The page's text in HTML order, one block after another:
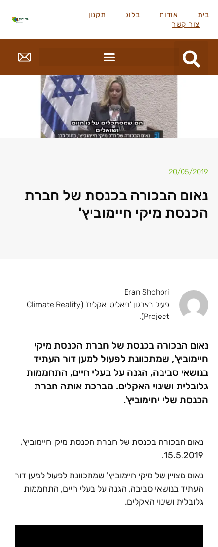
בית אודות בלוג
תקנון
צור קשר
20/05/2019
נאום הבכורה בכנסת של חברת
הכנסת מיקי חיימוביץ'
Eran Shchori
פעיל בארגון 'ריאליטי אקלים' (Climate Reality
Project).
נאום הבכורה בכנסת של חברת הכנסת מיקי
חיימוביץ', שמתכוונת לפעול למען דור העתיד
בנושאי סביבה, הגנה על בעלי חיים, התחממות
גלובלית ושינוי האקלים. מברכת אותה חברת
הכנסת שלי יחימוביץ'.
נאום הבכורה בכנסת של חברת הכנסת מיקי חיימוביץ',
15.5.2019.
נאום מצויין של מיקי חיימוביץ' שמתכוונת לפעול למען דור
העתיד בנושאי סביבה, הגנה על בעלי חיים, התחממות
גלובלית ושינוי האקלים.